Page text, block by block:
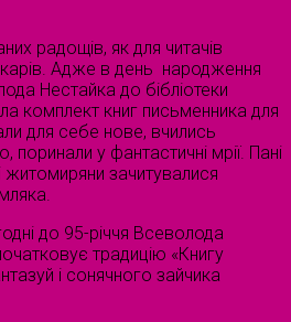
радощів, як для читачів
Адже в день народження
Нестайка до бібліотеки
комплект книг письменника для
для себе нове, вчились
поринали у фантастичні мрії. Пані
зачитувалися
до 95-річчя Всеволода
традицію «Книгу
і сонячного зайчика